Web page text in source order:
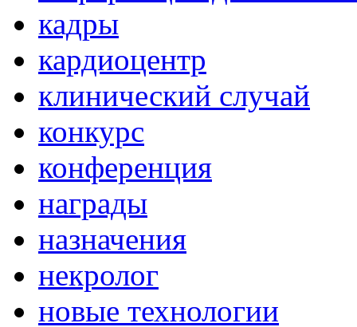
кадры
кардиоцентр
клинический случай
конкурс
конференция
награды
назначения
некролог
новые технологии